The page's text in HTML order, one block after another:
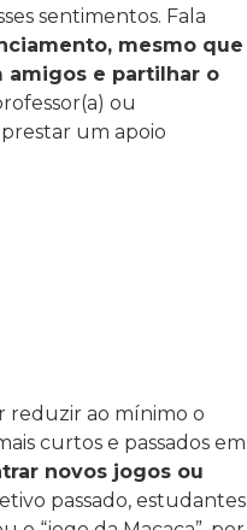
sentimentos. Fala
mesmo que
amigos e partilhar o
ou
um apoio
reduzir ao mínimo o
curtos e passados em
novos jogos ou
passado, estudantes